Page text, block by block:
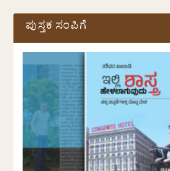
ಪುಸ್ತಕ ಸಂಪಿಗೆ